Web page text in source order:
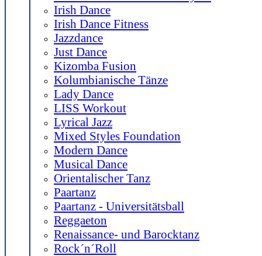
Irish Dance
Irish Dance Fitness
Jazzdance
Just Dance
Kizomba Fusion
Kolumbianische Tänze
Lady Dance
LISS Workout
Lyrical Jazz
Mixed Styles Foundation
Modern Dance
Musical Dance
Orientalischer Tanz
Paartanz
Paartanz - Universitätsball
Reggaeton
Renaissance- und Barocktanz
Rock´n´Roll